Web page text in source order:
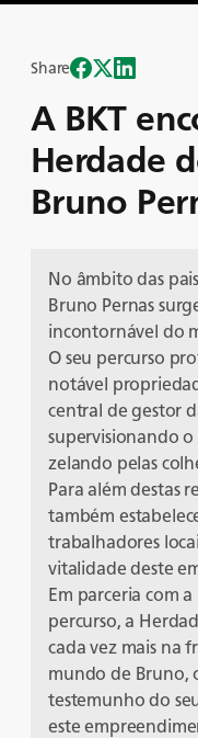
A BKT
Herdade
Bruno
Share
No âmbito das
Bruno Pernas
incontornável do
O seu percurso
notável
central de gestor
supervisionando
zelando pelas
Para além destas
também
trabalhadores
vitalidade deste
Em parceria com
percurso, a
cada vez mais na
mundo de Bruno,
testemunho do
este